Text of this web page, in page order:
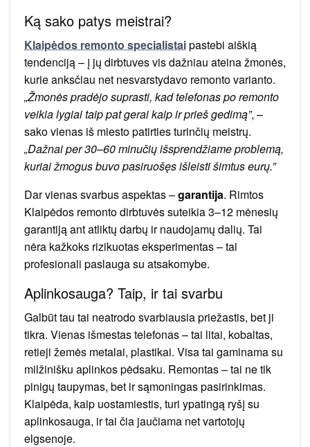
Ką sako patys meistrai?
Klaipėdos remonto specialistaipastebi aiškią
tendenciją – į jų dirbtuves vis dažniau ateina žmonės,
kurie anksčiau net nesvarstydavo remonto varianto.
„Žmonės pradėjo suprasti, kad telefonas po remonto
veikia lygiai taip pat gerai kaip ir prieš gedimą”, –
sako vienas iš miesto patirties turinčių meistrų.
„Dažnai per 30–60 minučių išsprendžiame problemą,
kuriai žmogus buvo pasiruošęs išleisti šimtus eurų.”
Dar vienas svarbus aspektas –garantija. Rimtos
Klaipėdos remonto dirbtuvės suteikia 3–12 mėnesių
garantiją ant atliktų darbų ir naudojamų dalių. Tai
nėra kažkoks rizikuotas eksperimentas – tai
profesionali paslauga su atsakomybe.
Aplinkosauga? Taip, ir tai svarbu
Galbūt tau tai neatrodo svarbiausia priežastis, bet ji
tikra. Vienas išmestas telefonas – tai litai, kobaltas,
retieji žemės metalai, plastikai. Visa tai gaminama su
milžinišku aplinkos pėdsaku. Remontas – tai ne tik
pinigų taupymas, bet ir sąmoningas pasirinkimas.
Klaipėda, kaip uostamiestis, turi ypatingą ryšį su
aplinkosauga, ir tai čia jaučiama net vartotojų
elgsenoje.